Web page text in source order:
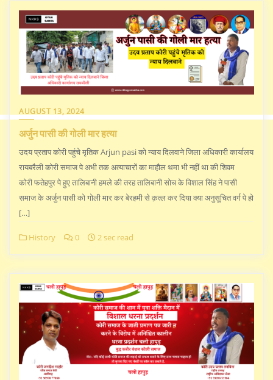
AUGUST 13, 2024
अर्जुन पासी की गोली मार हत्या
उदय प्रताप कोरी पहुंचे मृतिक Arjun pasi को न्याय दिलवाने जिला अधिकारी कार्यालय
रायबरैली कोरी समाज पे अभी तक अत्याचारों का माहौल थमा भी नहीं था की शिवम
कोरी फतेहपुर पे हुए तालिबानी हमले की तरह तालिबानी सोच के विशाल सिंह ने पासी
समाज के अर्जुन पासी को गोली मार कर बेरहमी से क़त्ल कर दिया क्या अनुसूचित वर्ग पे हो
[…]
History 0 2 sec read